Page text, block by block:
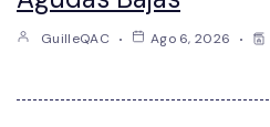
GuilleQAC Ago 6, 2026